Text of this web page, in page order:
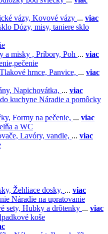
vázy, Kovové vázy ... viac
Dózy, misy, taniere sklo
a misky , Príbory, Poh ... viac
Tlakové hrnce, Panvice, ... viac
Napichovátka, ... viac
Náradie a pomôcky
Formy na pečenie, ... viac
a WC
Lavóry, vandle, ... viac
Žehliace dosky, ... viac
Náradie na upratovanie
sety, Hubky a drôtenky ... viac
koše